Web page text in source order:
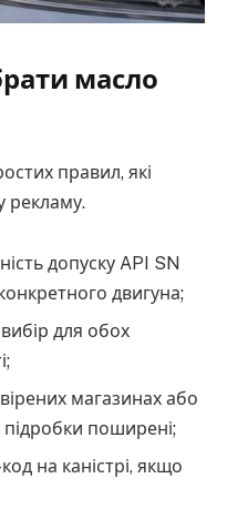
масло
правил, які
рекламу.
допуску API SN
двигуна;
для обох
магазинах або
підробки поширені;
на каністрі, якщо